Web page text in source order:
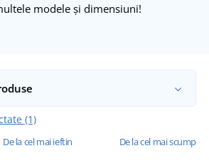
modele și dimensiuni!
(1)
De la cel mai ieftin De la cel mai scump